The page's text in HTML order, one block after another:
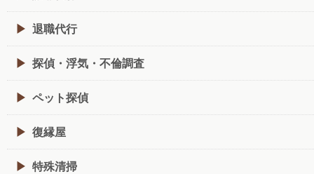
退職代行
探偵・浮気・不倫調査
ペット探偵
復縁屋
特殊清掃